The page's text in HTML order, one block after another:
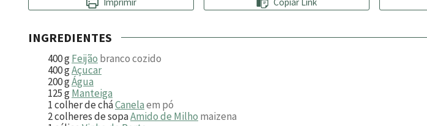
INGREDIENTES
400gFeijão branco cozido
400gAçucar
200gÁgua
125gManteiga
1colher de cháCanelaem pó
2colheres de sopaAmido de Milho maizena